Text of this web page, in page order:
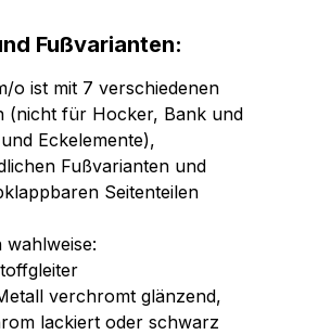
Fußvarianten:
o ist mit 7 verschiedenen
(nicht für Hocker, Bank und
Eckelemente),
Fußvarianten und
Seitenteilen
verchromt glänzend,
lackiert oder schwarz